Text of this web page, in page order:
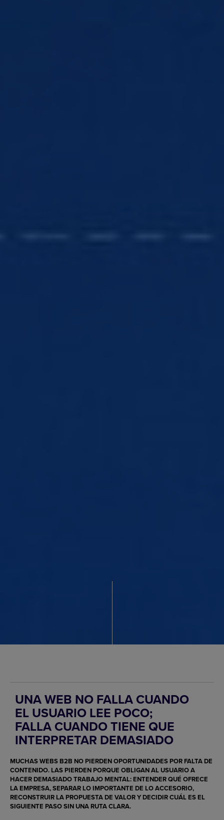
UNA WEB NO FALLA CUANDO
EL USUARIO LEE POCO;
FALLA CUANDO TIENE QUE
INTERPRETAR DEMASIADO
MUCHAS WEBS B2B NO PIERDEN OPORTUNIDADES POR FALTA DE
CONTENIDO. LAS PIERDEN PORQUE OBLIGAN AL USUARIO A
HACER DEMASIADO TRABAJO MENTAL: ENTENDER QUÉ OFRECE
LA EMPRESA, SEPARAR LO IMPORTANTE DE LO ACCESORIO,
RECONSTRUIR LA PROPUESTA DE VALOR Y DECIDIR CUÁL ES EL
SIGUIENTE PASO SIN UNA RUTA CLARA.